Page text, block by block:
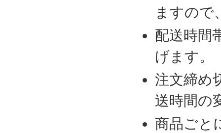
ますので
配送時間
げます。
注文締め
送時間の
商品ごと